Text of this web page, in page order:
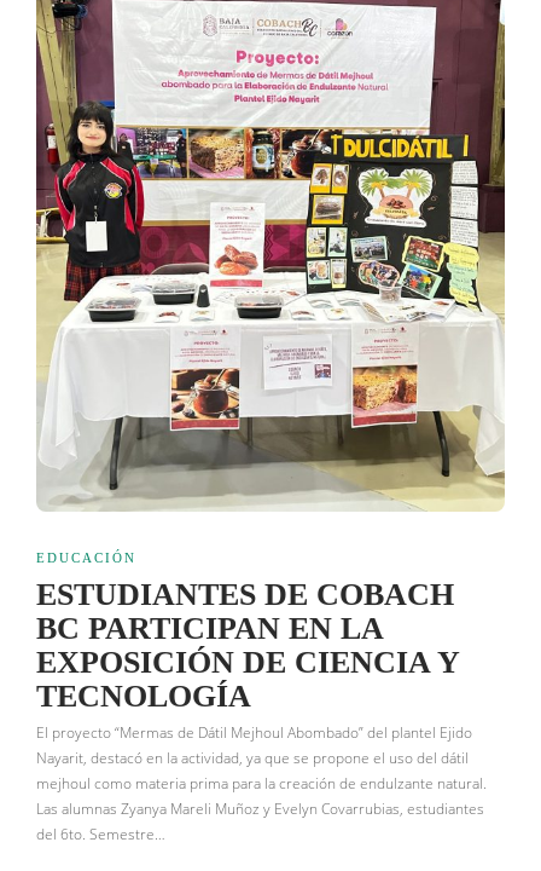
EDUCACIÓN
ESTUDIANTES DE COBACH
BC PARTICIPAN EN LA
EXPOSICIÓN DE CIENCIA Y
TECNOLOGÍA
El proyecto “Mermas de Dátil Mejhoul Abombado” del plantel Ejido
Nayarit, destacó en la actividad, ya que se propone el uso del dátil
mejhoul como materia prima para la creación de endulzante natural.
Las alumnas Zyanya Mareli Muñoz y Evelyn Covarrubias, estudiantes
del 6to. Semestre…